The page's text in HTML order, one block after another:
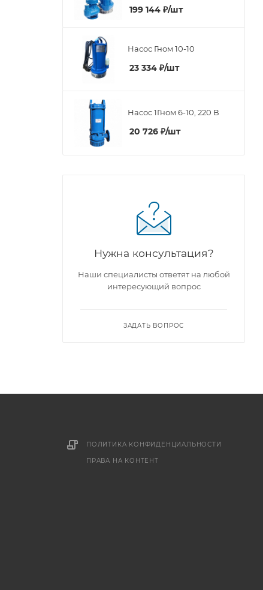
199 144 ₽/шт
Насос Гном 10-10
23 334 ₽/шт
Насос 1Гном 6-10, 220 В
20 726 ₽/шт
Нужна консультация?
Наши специалисты ответят на любой
интересующий вопрос
ЗАДАТЬ ВОПРОС
ПОЛИТИКА КОНФИДЕНЦИАЛЬНОСТИ
ПРАВА НА КОНТЕНТ